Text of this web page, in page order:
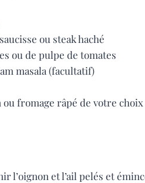
ou steak haché
ou de pulpe de tomates
masala (facultatif)
ou fromage râpé de votre choix
l’oignon et l’ail pelés et